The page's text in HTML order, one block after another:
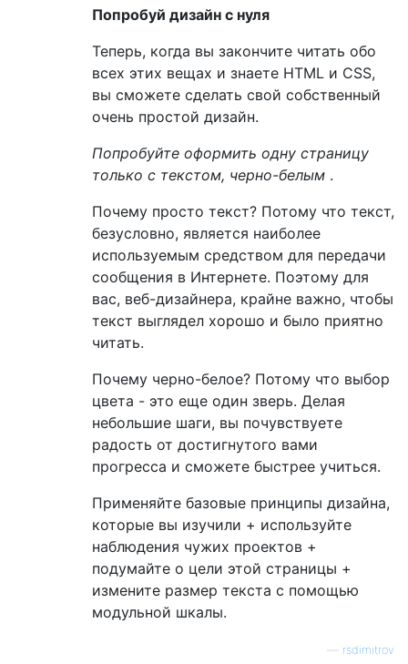
Попробуй дизайн с нуля
Теперь, когда вы закончите читать обо
всех этих вещах и знаете HTML и CSS,
вы сможете сделать свой собственный
очень простой дизайн.
Попробуйте оформить одну страницу
только с текстом, черно-белым .
Почему просто текст? Потому что текст,
безусловно, является наиболее
используемым средством для передачи
сообщения в Интернете. Поэтому для
вас, веб-дизайнера, крайне важно, чтобы
текст выглядел хорошо и было приятно
читать.
Почему черно-белое? Потому что выбор
цвета - это еще один зверь. Делая
небольшие шаги, вы почувствуете
радость от достигнутого вами
прогресса и сможете быстрее учиться.
Применяйте базовые принципы дизайна,
которые вы изучили + используйте
наблюдения чужих проектов +
подумайте о цели этой страницы +
измените размер текста с помощью
модульной шкалы.
rsdimitrov